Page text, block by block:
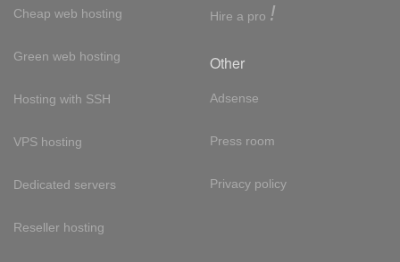
Cheap web hosting
Green web hosting
Hosting with SSH
VPS hosting
Dedicated servers
Reseller hosting
Hire a pro !
Other
Adsense
Press room
Privacy policy